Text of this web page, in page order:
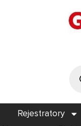
Rejestratory